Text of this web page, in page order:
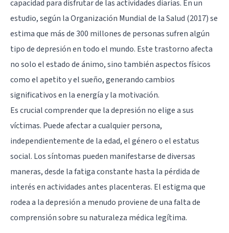
capacidad para disfrutar de las actividades diarias. En un
estudio, según la Organización Mundial de la Salud (2017) se
estima que más de 300 millones de personas sufren algún
tipo de depresión en todo el mundo. Este trastorno afecta
no solo el estado de ánimo, sino también aspectos físicos
como el apetito y el sueño, generando cambios
significativos en la energía y la motivación.
Es crucial comprender que la depresión no elige a sus
víctimas. Puede afectar a cualquier persona,
independientemente de la edad, el género o el estatus
social. Los síntomas pueden manifestarse de diversas
maneras, desde la fatiga constante hasta la pérdida de
interés en actividades antes placenteras. El estigma que
rodea a la depresión a menudo proviene de una falta de
comprensión sobre su naturaleza médica legítima.